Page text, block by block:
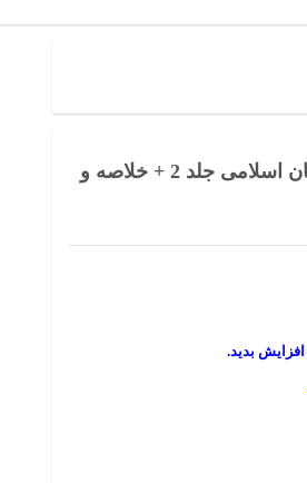
نمونه سوالات تستی و تشریحی فصل به فصل عرفان اسلامی جلد 2 + خلاصه و
افزایش بدید.